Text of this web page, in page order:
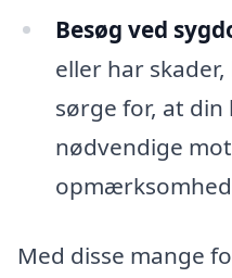
Besøg ved
eller har
sørge for, at
nødvendige
Med disse mange